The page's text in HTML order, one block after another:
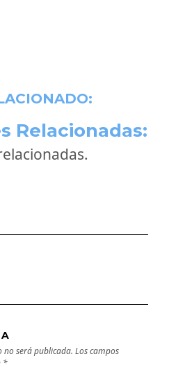
Relacionadas:
no será publicada. Los campos
*